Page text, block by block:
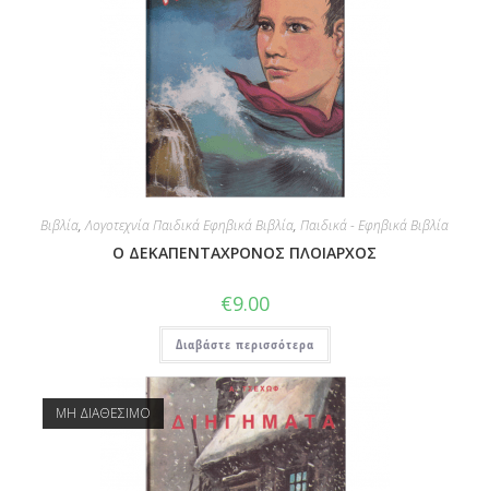
Βιβλία,Λογοτεχνία Παιδικά Εφηβικά Βιβλία, Παιδικά - Εφηβικά Βιβλία
Ο ΔΕΚΑΠΕΝΤΑΧΡΟΝΟΣ ΠΛΟΙΑΡΧΟΣ
€9.00
Διαβάστε περισσότερα
ΜΗ ΔΙΑΘΕΣΙΜΟ